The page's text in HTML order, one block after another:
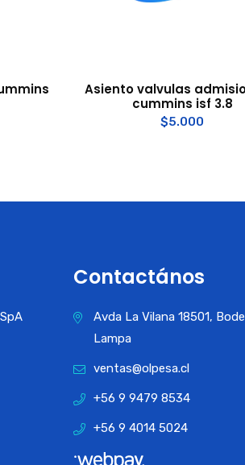
Asiento valvulas
cummins isf 3.8
$5.000
Contactános
Avda La Vilana 18501,
Lampa
ventas@olpesa.cl
+56 9 9479 8534
+56 9 4014 5024